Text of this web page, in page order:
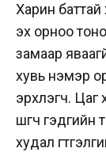
Харин баттай
эх орноо
замаар
хувь нэмэр
эрхлэгч. Цаг
шүүгч
худал